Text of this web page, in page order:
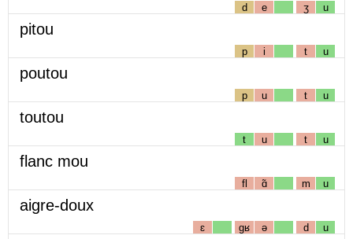
d e ʒ u
pitou
p i t u
poutou
p u t u
toutou
t u t u
flanc mou
fl ɑ̃ m u
aigre-doux
ɛ gʁ ə d u